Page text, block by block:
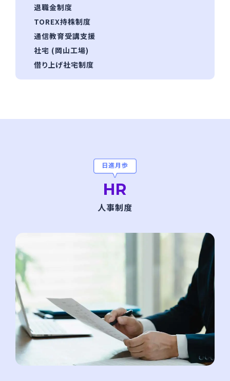
退職⾦制度
TOREX持株制度
通信教育受講⽀援
社宅 (岡⼭⼯場)
借り上げ社宅制度
日進月歩
HR
人事制度